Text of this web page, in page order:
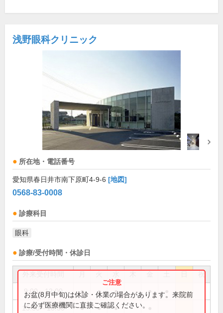
浅野眼科クリニック
所在地・電話番号
愛知県春日井市南下原町4-9-6 [地図]
0568-83-0008
診療科目
眼科
診療/受付時間・休診日
祝
9:00～12:00 ● ● ● ●
15:30～18:30 ● ● ●
お盆(8月中旬)は休診・休業の場合があります。来院前
に必ず医療機関に直接ご確認ください。